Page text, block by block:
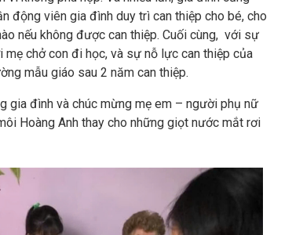
động viên gia đình duy trì can thiệp cho bé, cho
nếu không được can thiệp. Cuối cùng, với sự
chở con đi học, và sự nỗ lực can thiệp của
mẫu giáo sau 2 năm can thiệp.
gia đình và chúc mừng mẹ em – người phụ nữ
Hoàng Anh thay cho những giọt nước mắt rơi